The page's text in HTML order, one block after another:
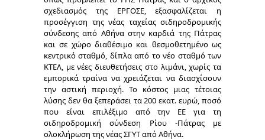
σχεδιασμός της ΕΡΓΟΣΕ, εξασφαλίζεται η
προσέγγιση της νέας ταχείας σιδηροδρομικής
σύνδεσης από Αθήνα στην καρδιά της Πάτρας
και σε χώρο διαθέσιμο και θεσμοθετημένο ως
κεντρικό σταθμό, δίπλα από το νέο σταθμό των
ΚΤΕΛ, με νέες διευθετήσεις στο λιμάνι, χωρίς τα
εμπορικά τραίνα να χρειάζεται να διασχίσουν
την αστική περιοχή. Το κόστος μιας τέτοιας
λύσης δεν θα ξεπεράσει τα 200 εκατ. ευρώ, ποσό
που είναι επιλέξιμο από την ΕΕ για τη
σιδηροδρομική σύνδεση Ρίου -Πάτρας με
ολοκλήρωση της νέας ΣΓΥΤ από Αθήνα.